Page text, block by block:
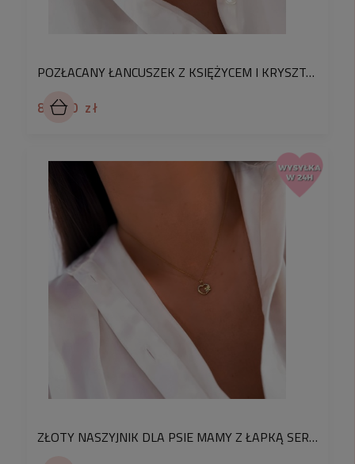
POZŁACANY ŁANCUSZEK Z KSIĘŻYCEM I KRYSZTAŁKAMI WISIOR MOON STAL KOLOR ZŁOTY
84,90 zł
ZŁOTY NASZYJNIK DLA PSIE MAMY Z ŁAPKĄ SERDSZUKIEM I KRYSZTAŁKI STAL CHIRURGICZNA